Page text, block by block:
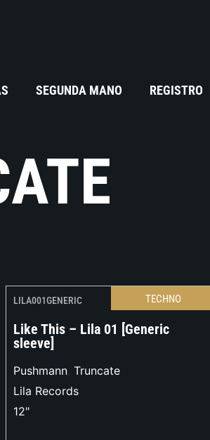
SEGUNDA MANO REGISTRO
LILA001GENERIC TECHNO
Like This – Lila 01 [Generic
sleeve]
Pushmann, Truncate
Lila Records
12"